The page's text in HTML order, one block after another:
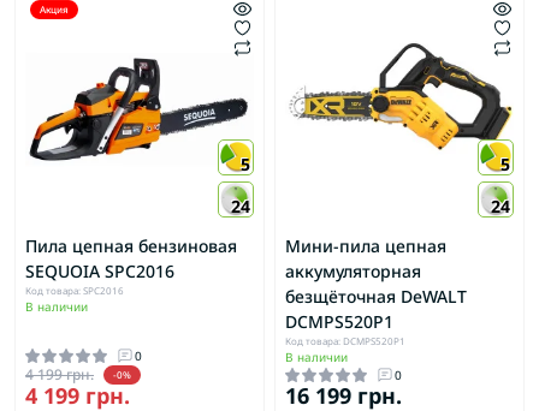
Акция
5
24
Пила цепная бензиновая
SEQUOIA SPC2016
Код товара: SPC2016
В наличии
0
4 199 грн. -0%
4 199 грн.
5
24
Мини-пила цепная
аккумуляторная
безщёточная DeWALT
DCMPS520P1
Код товара: DCMPS520P1
В наличии
0
16 199 грн.